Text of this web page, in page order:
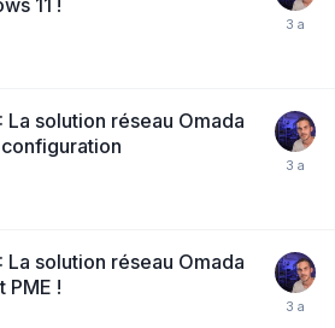
La solution réseau Omada
La solution réseau Omada
PME !